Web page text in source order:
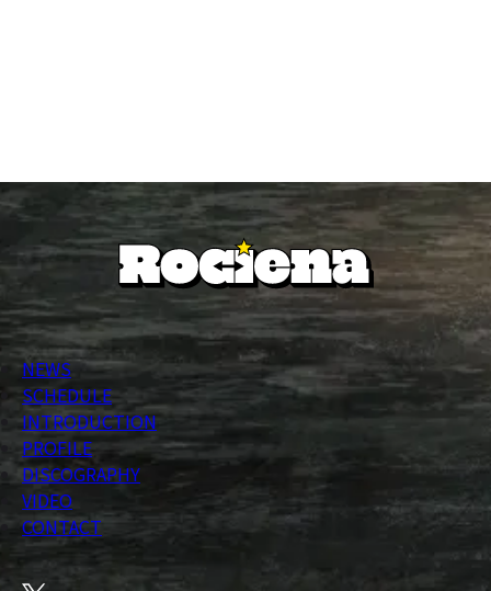
NEWS
SCHEDULE
INTRODUCTION
PROFILE
DISCOGRAPHY
VIDEO
CONTACT